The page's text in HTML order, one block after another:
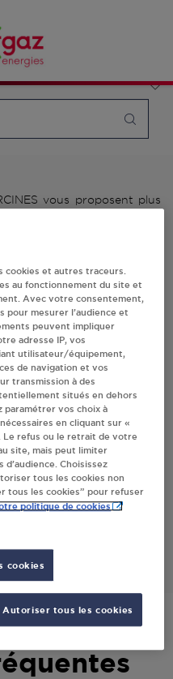
de vente (revendeur /
de gaz ou station GPL
vous proposent plus
le numéro de téléphone de
Antargaz
cookies et autres traceurs.
au fonctionnement du site et
Avec votre consentement,
pour mesurer l’audience et
peuvent impliquer
adresse IP, vos
utilisateur/équipement,
de navigation et vos
transmission à des
situés en dehors
paramétrer vos choix à
en cliquant sur «
Le refus ou le retrait de votre
site, mais peut limiter
Choisissez
tous les cookies non
tous les cookies” pour refuser
politique de cookies
cookies
Autoriser tous les cookies